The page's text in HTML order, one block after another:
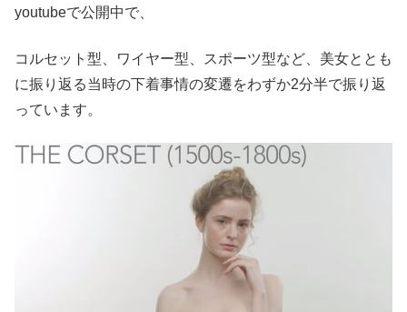
youtubeで公開中で、
コルセット型、ワイヤー型、スポーツ型など、美女ととも
に振り返る当時の下着事情の変遷をわずか2分半で振り返
っています。